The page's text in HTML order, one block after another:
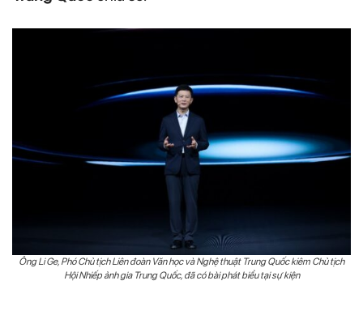
Ông Li Ge, Phó Chủ tịch Liên đoàn Văn học và Nghệ thuật Trung Quốc kiêm Chủ tịch
Hội Nhiếp ảnh gia Trung Quốc, đã có bài phát biểu tại sự kiện